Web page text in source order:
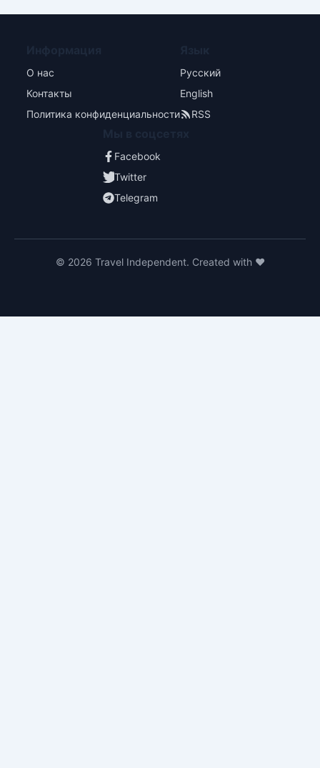
О нас
Контакты
Политика конфиденциальности
Русский
English
RSS
Facebook
Twitter
Telegram
© 2026 Travel Independent. Created with ❤️